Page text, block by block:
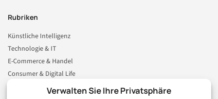
Verwalten Sie Ihre Privatsphäre
Rubriken
Künstliche Intelligenz
Technologie & IT
E-Commerce & Handel
Consumer & Digital Life